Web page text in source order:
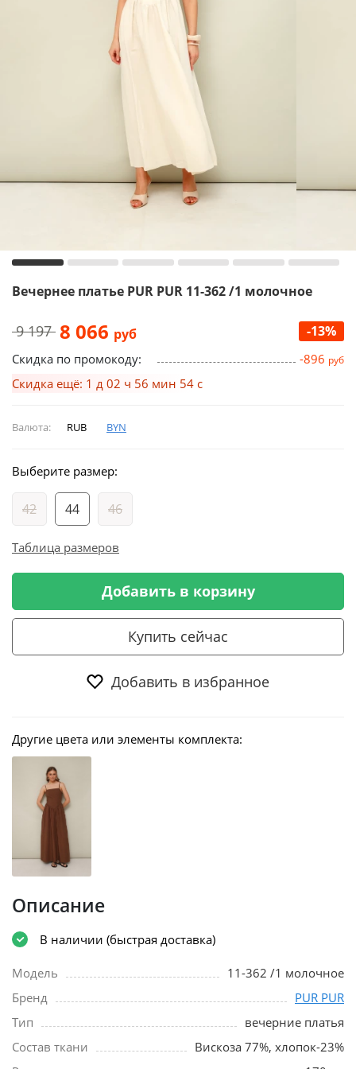
Вечернее платье PUR PUR 11-362 /1 молочное
9 197 8 066 руб -13%
Скидка по промокоду: -896 руб
Скидка ещё: 1 д 02 ч 56 мин 53 с
Валюта: RUB BYN
Выберите размер:
42 44 46
Таблица размеров
Добавить в корзину
Купить сейчас
Добавить в избранное
Другие цвета или элементы комплекта:
Описание
В наличии (быстрая доставка)
Модель
11-362 /1 молочное
Бренд
PUR PUR
Тип
вечерние платья
Состав ткани
Вискоза 77%, хлопок-23%